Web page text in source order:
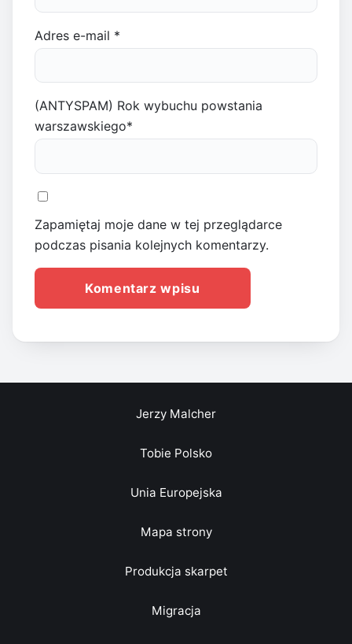
Adres e-mail *
(ANTYSPAM) Rok wybuchu powstania
warszawskiego*
Zapamiętaj moje dane w tej przeglądarce
podczas pisania kolejnych komentarzy.
Jerzy Malcher
Tobie Polsko
Unia Europejska
Mapa strony
Produkcja skarpet
Migracja